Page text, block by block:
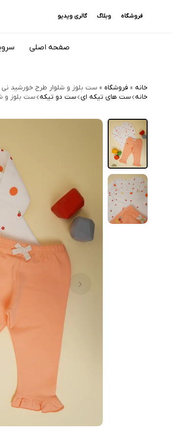
فروشگاه وبلاگ گالری ویدیو
صفحه اصلی
خانه » فروشگاه » ست بلوز و شلوار طرح خورشید
خانه ست های تیکه ای ست دو تیکه ست بلوز و